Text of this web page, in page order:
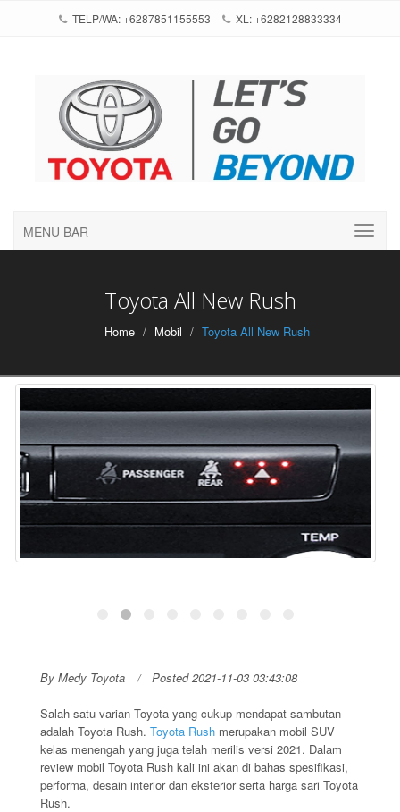
TELP/WA: +6287851155553 XL: +6282128833334
MENU BAR
Toyota All New Rush
Home Mobil Toyota All New Rush
By Medy Toyota Posted 2021-11-03 03:43:08
Salah satu varian Toyota yang cukup mendapat sambutan
adalah Toyota Rush. Toyota Rush merupakan mobil SUV
kelas menengah yang juga telah merilis versi 2021. Dalam
review mobil Toyota Rush kali ini akan di bahas spesifikasi,
performa, desain interior dan eksterior serta harga sari Toyota
Rush.